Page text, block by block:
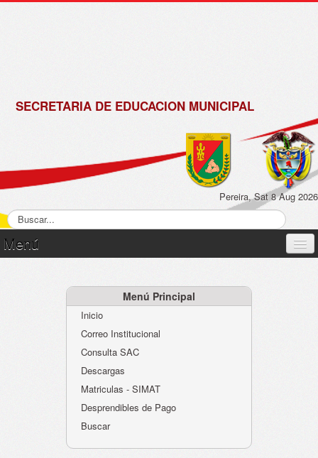
SECRETARIA DE EDUCACION MUNICIPAL
Pereira, Sat 8 Aug 2026
Menú
Atención al Ciudadano
Instituciones Educativas
Despacho Secretaría
Evaluación desempeño
Humano-Cesantías
Menú Principal
Inicio
Correo Institucional
Consulta SAC
Descargas
Matriculas - SIMAT
Desprendibles de Pago
Buscar
de